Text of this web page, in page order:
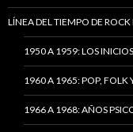
LÍNEA DEL TIEMPO DE
1950 A 1959: LOS
1960 A 1965: POP, FOLK
1966 A 1968: AÑOS